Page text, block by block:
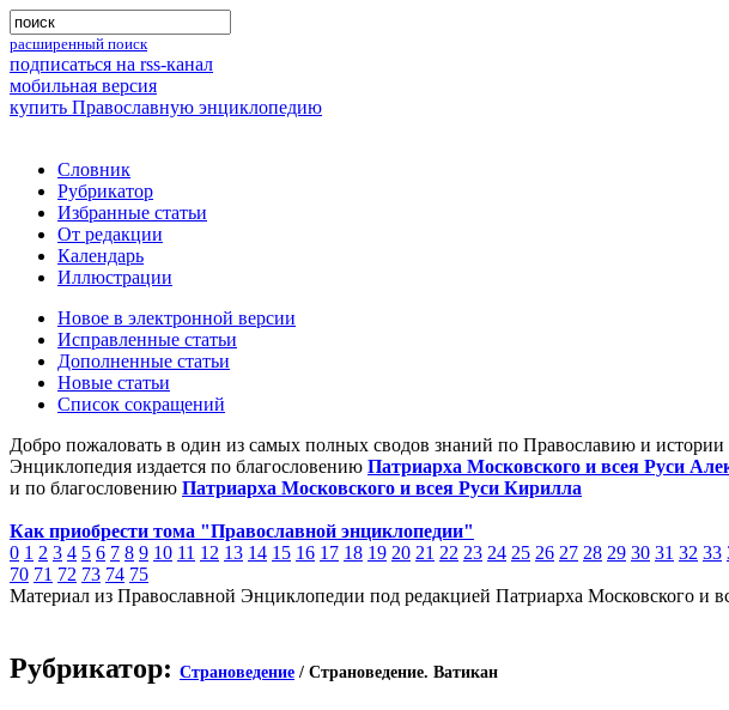
расширенный поиск
подписаться на rss-канал
мобильная версия
купить Православную энциклопедию
Словник
Рубрикатор
Избранные статьи
От редакции
Календарь
Иллюстрации
Новое в электронной версии
Исправленные статьи
Дополненные статьи
Новые статьи
Список сокращений
Добро пожаловать в один из самых полных сводов знаний по Православию и истории
Энциклопедия издается по благословению Патриарха Московского и всея Руси
и по благословению Патриарха Московского и всея Руси Кирилла
Как приобрести тома "Православной энциклопедии"
0 1 2 3 4 5 6 7 8 9 10 11 12 13 14 15 16 17 18 19 20 21 22 23 24 25 26 27 28 29 30 31 32 33
70 71 72 73 74 75
Материал из Православной Энциклопедии под редакцией Патриарха Московского и
Рубрикатор: Страноведение / Страноведение. Ватикан